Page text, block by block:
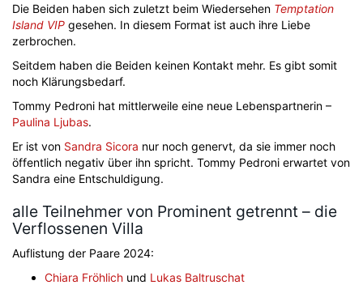
Die Beiden haben sich zuletzt beim Wiedersehen Temptation
Island VIP gesehen. In diesem Format ist auch ihre Liebe
zerbrochen.
Seitdem haben die Beiden keinen Kontakt mehr. Es gibt somit
noch Klärungsbedarf.
Tommy Pedroni hat mittlerweile eine neue Lebenspartnerin –
Paulina Ljubas.
Er ist von Sandra Sicora nur noch genervt, da sie immer noch
öffentlich negativ über ihn spricht. Tommy Pedroni erwartet von
Sandra eine Entschuldigung.
alle Teilnehmer von Prominent getrennt – die
Verflossenen Villa
Auflistung der Paare 2024:
Chiara Fröhlich und Lukas Baltruschat